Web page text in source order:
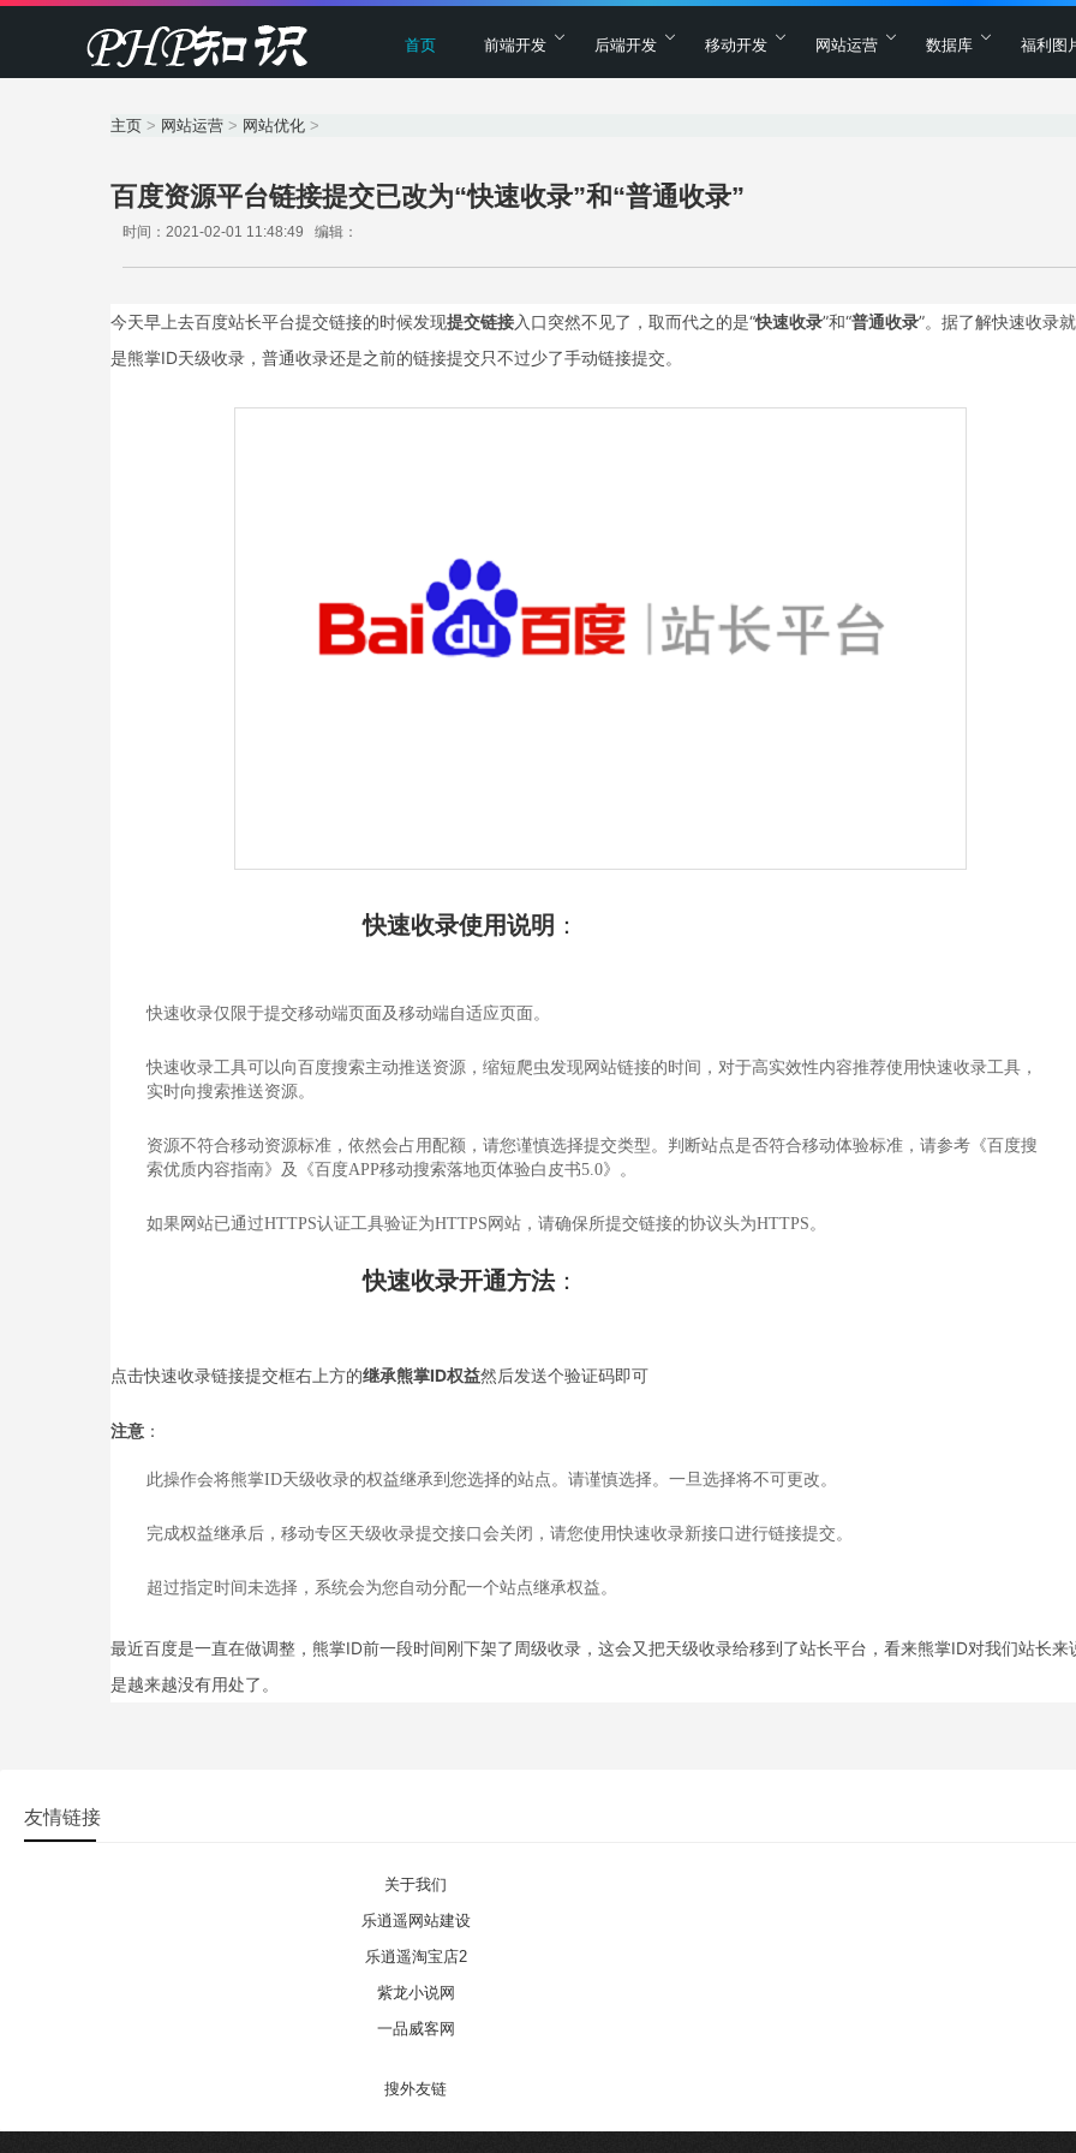
首页 前端开发 后端开发 移动开发 网站运营 数据库 福利图
主页 > 网站运营 > 网站优化 >
百度资源平台链接提交已改为“快速收录”和“普通收录”
时间：2021-02-01 11:48:49 编辑：
今天早上去百度站长平台提交链接的时候发现提交链接入口突然不见了，取而代之的是“快速收录”和“普通收录”。据了解快速收录就
是熊掌ID天级收录，普通收录还是之前的链接提交只不过少了手动链接提交。
快速收录使用说明 ：
快速收录仅限于提交移动端页面及移动端自适应页面。
快速收录工具可以向百度搜索主动推送资源，缩短爬虫发现网站链接的时间，对于高实效性内容推荐使用快速收录工具，
实时向搜索推送资源。
资源不符合移动资源标准，依然会占用配额，请您谨慎选择提交类型。判断站点是否符合移动体验标准，请参考《百度搜
索优质内容指南》及《百度APP移动搜索落地页体验白皮书5.0》。
如果网站已通过HTTPS认证工具验证为HTTPS网站，请确保所提交链接的协议头为HTTPS。
快速收录开通方法：
点击快速收录链接提交框右上方的继承熊掌ID权益然后发送个验证码即可
注意 ：
此操作会将熊掌ID天级收录的权益继承到您选择的站点。请谨慎选择。一旦选择将不可更改。
完成权益继承后，移动专区天级收录提交接口会关闭，请您使用快速收录新接口进行链接提交。
超过指定时间未选择，系统会为您自动分配一个站点继承权益。
最近百度是一直在做调整，熊掌ID前一段时间刚下架了周级收录，这会又把天级收录给移到了站长平台，看来熊掌ID对我们站长来
是越来越没有用处了。
友情链接
关于我们
乐逍遥网站建设
乐逍遥淘宝店2
紫龙小说网
一品威客网
搜外友链